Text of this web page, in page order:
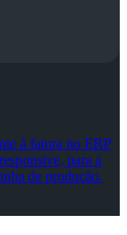
à fatura no ERP
para a
de produção.